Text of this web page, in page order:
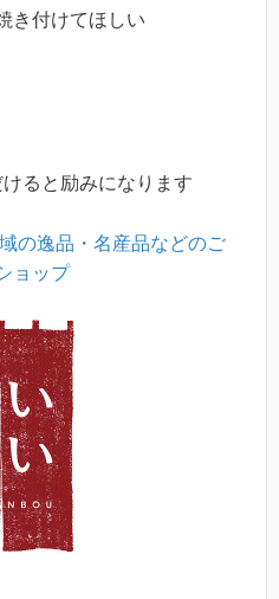
き付けてほしい
ると励みになります
の逸品・名産品などのご
ョップ